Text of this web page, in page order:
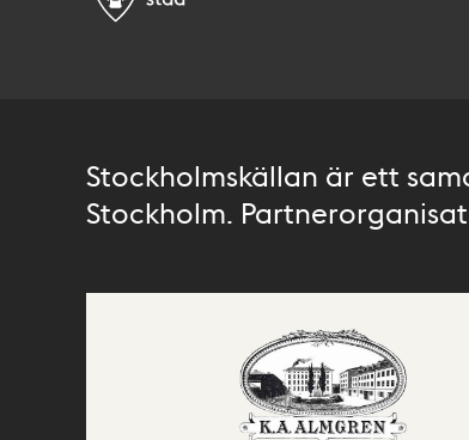
Stockholmskällan är ett
Stockholm.